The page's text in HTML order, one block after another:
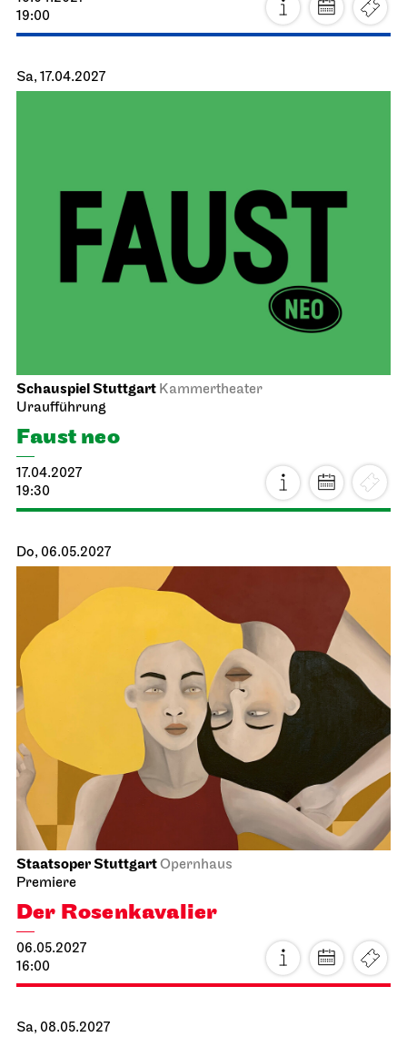
19:00
Sa, 17.04.2027
Schauspiel Stuttgart Kammertheater
Uraufführung
Faust neo
17.04.2027
19:30
Do, 06.05.2027
Staatsoper StuttgartOpernhaus
Premiere
Der Rosen­kavalier
06.05.2027
16:00
Sa, 08.05.2027